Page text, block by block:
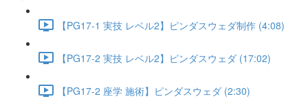
【PG17-1 実技 レベル2】ピンダスウェダ制作 (4:08)
【PG17-2 実技 レベル2】ピンダスウェダ (17:02)
【PG17-2 座学 施術】ピンダスウェダ (2:30)